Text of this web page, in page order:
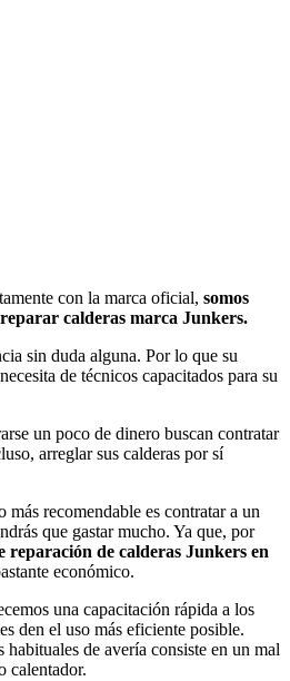
con la marca oficial, somos
reparar calderas marca Junkers.
sin duda alguna. Por lo que su
de técnicos capacitados para su
un poco de dinero buscan contratar
arreglar sus calderas por sí
más recomendable es contratar a un
que gastar mucho. Ya que, por
reparación de calderas Junkers en
económico.
una capacitación rápida a los
den el uso más eficiente posible.
habituales de avería consiste en un mal
calentador.